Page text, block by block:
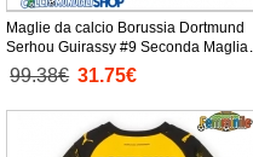
Maglie da calcio Borussia Dortmund
Serhou Guirassy #9 Seconda Maglia
Femminile 2025-26 Manica Corta
99.38€ 31.75€